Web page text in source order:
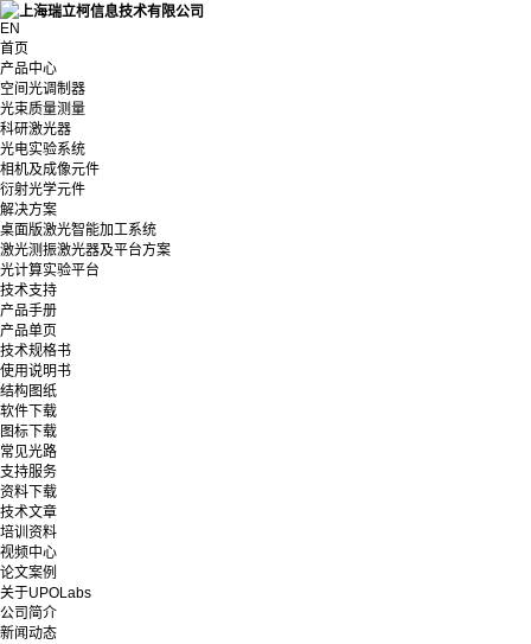
EN
首页
产品中心
空间光调制器
光束质量测量
科研激光器
光电实验系统
相机及成像元件
衍射光学元件
解决方案
桌面版激光智能加工系统
激光测振激光器及平台方案
光计算实验平台
技术支持
产品手册
产品单页
技术规格书
使用说明书
结构图纸
软件下载
图标下载
常见光路
支持服务
资料下载
技术文章
培训资料
视频中心
论文案例
关于UPOLabs
公司简介
新闻动态